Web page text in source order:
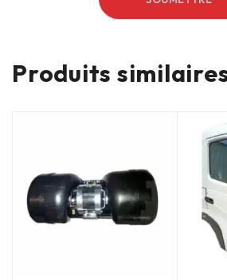
Produits